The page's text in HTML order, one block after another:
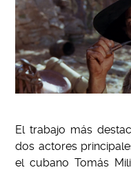
El trabajo más
dos actores
el cubano Tomás